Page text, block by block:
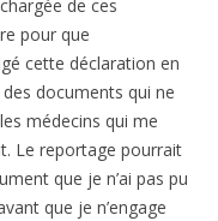
de ces
pour que
cette déclaration en
documents qui ne
médecins qui me
Le reportage pourrait
que je n’ai pas pu
que je n’engage